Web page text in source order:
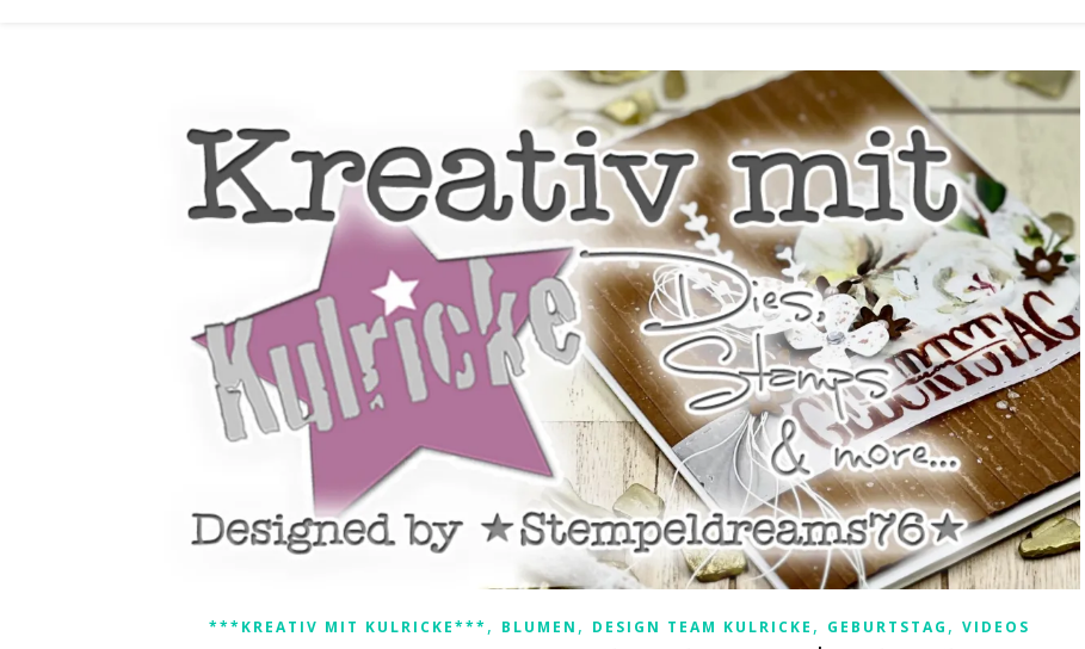
***KREATIV MIT KULRICKE***, BLUMEN , DESIGN TEAM KULRICKE , GEBURTSTAG , VIDEOS